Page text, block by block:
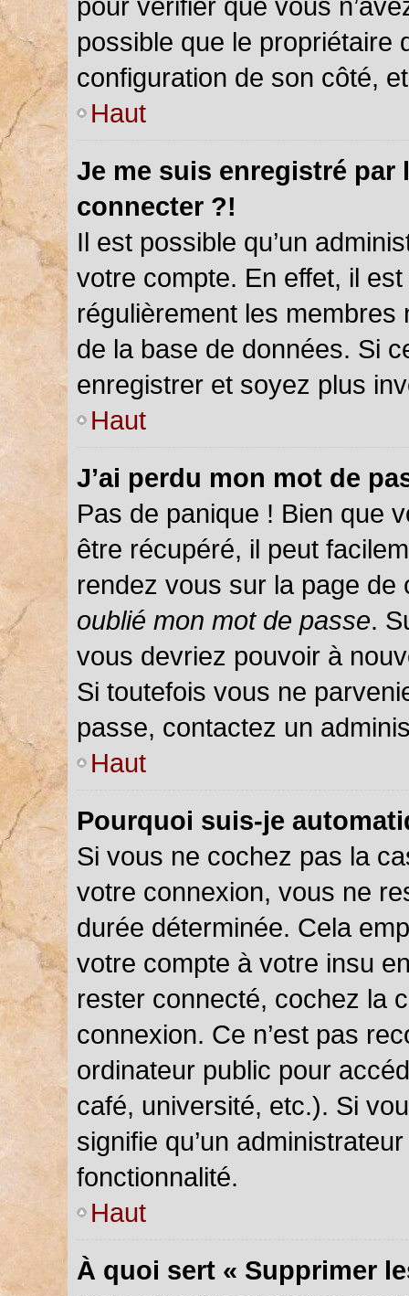
possible que le propriétaire
configuration de son côté,
Haut
Je me suis enregistré par
connecter ?!
Il est possible qu’un
votre compte. En effet, il
régulièrement les
de la base de données. Si
enregistrer et soyez plus
Haut
J’ai perdu mon mot de
Pas de panique ! Bien que
être récupéré, il peut
rendez vous sur la page
oublié mon mot de passe.
vous devriez pouvoir à
Si toutefois vous ne
passe, contactez un
Haut
Pourquoi suis-je
Si vous ne cochez pas la
votre connexion, vous ne
durée déterminée. Cela
votre compte à votre insu
rester connecté, cochez la
connexion. Ce n’est pas
ordinateur public pour
café, université, etc.). Si
signifie qu’un
fonctionnalité.
Haut
À quoi sert « Supprimer